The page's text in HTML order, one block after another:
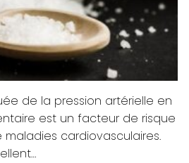
de la pression artérielle en
est un facteur de risque
maladies cardiovasculaires.